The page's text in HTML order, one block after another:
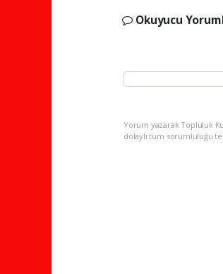
Okuyucu
Yorum yazarak Topluluk
dolaylı tüm sorumluluğu